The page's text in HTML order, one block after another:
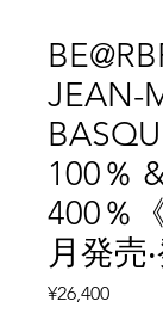
JEAN-
100％
400％
⽉発売
¥26,400Price